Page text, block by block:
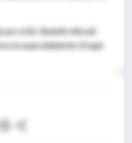
por el Dr. Rodolfo Altrudi,
la especialidad de Cirugía